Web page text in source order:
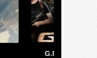
G.I. Joe 3 –